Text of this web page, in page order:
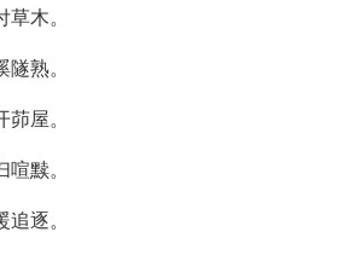
木。
熟。
屋。
黩。
逐。